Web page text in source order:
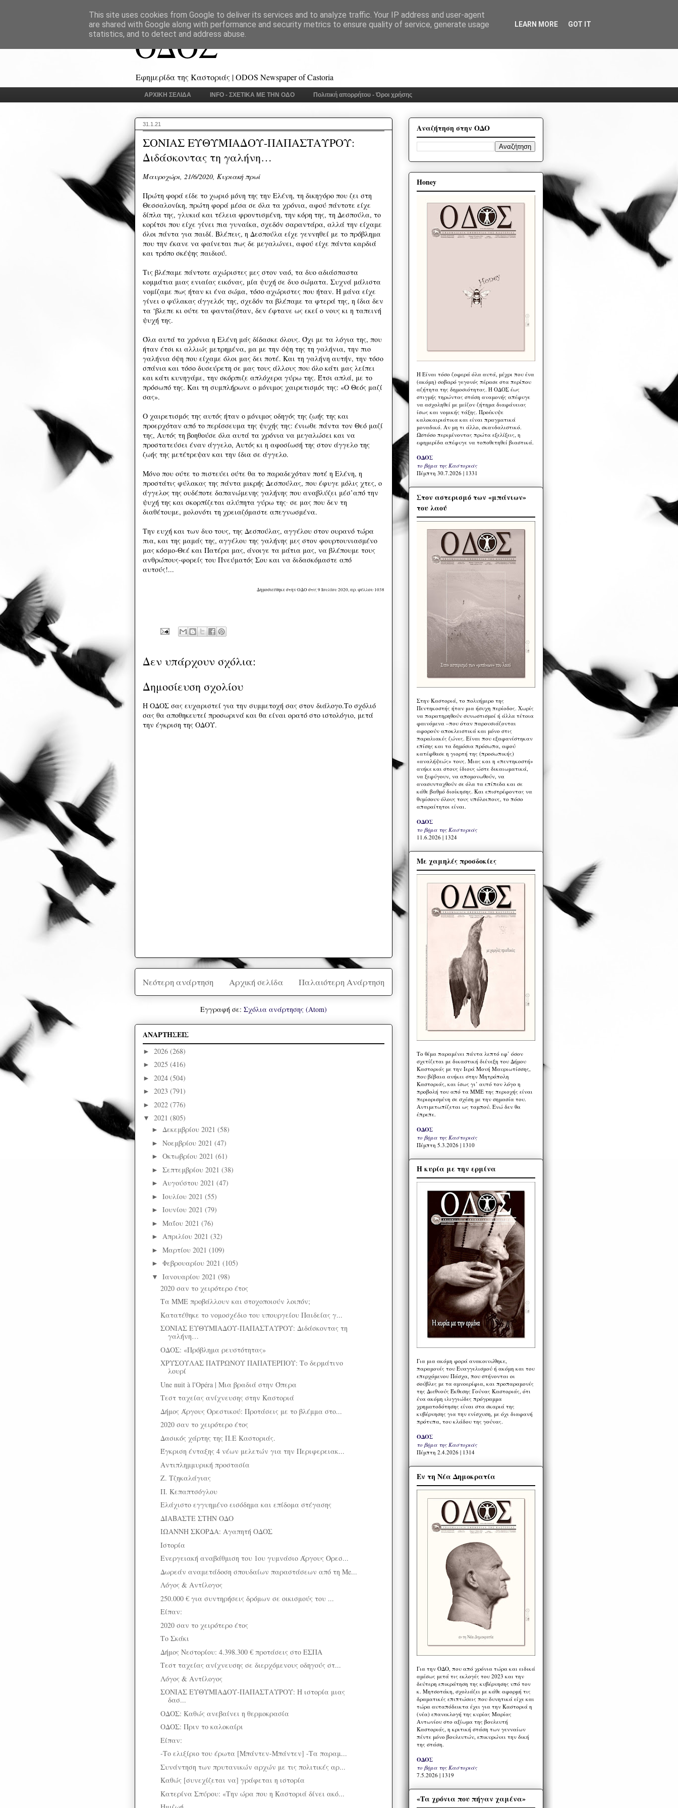
ΟΔΟΣ
Εφημερίδα της Καστοριάς | ODOS Newspaper of Castoria
ΑΡΧΙΚΗ ΣΕΛΙΔΑ INFO - ΣΧΕΤΙΚΑ ΜΕ ΤΗΝ ΟΔΟ Πολιτική απορρήτου - Όροι χρήσης
31.1.21
ΣΟΝΙΑΣ ΕΥΘΥΜΙΑΔΟΥ-ΠΑΠΑΣΤΑΥΡΟΥ:
Διδάσκοντας τη γαλήνη…
Μαυροχώρι, 21/6/2020, Κυριακή πρωί
Πρώτη φορά είδε το χωριό μόνη της την Ελένη, τη δικηγόρο που ζει στη
Θεσσαλονίκη, πρώτη φορά μέσα σε όλα τα χρόνια, αφού πάντοτε είχε
δίπλα της, γλυκιά και τέλεια φροντισμένη, την κόρη της, τη Δεσπούλα, το
κορίτσι που είχε γίνει πια γυναίκα, σχεδόν σαραντάρα, αλλά την είχαμε
όλοι πάντα για παιδί. Βλέπεις, η Δεσπούλα είχε γεννηθεί με το πρόβλημα
που την έκανε να φαίνεται πως δε μεγαλώνει, αφού είχε πάντα καρδιά
και τρόπο σκέψης παιδιού.
Τις βλέπαμε πάντοτε αχώριστες μες στον ναό, τα δυο αδιάσπαστα
κομμάτια μιας ενιαίας εικόνας, μία ψυχή σε δυο σώματα. Συχνά μάλιστα
νομίζαμε πως ήταν κι ένα σώμα, τόσο αχώριστες που ήταν. Η μάνα είχε
γίνει ο φύλακας άγγελός της, σχεδόν τα βλέπαμε τα φτερά της, η ίδια δεν
τα ‘βλεπε κι ούτε τα φανταζόταν, δεν έφτανε ως εκεί ο νους κι η ταπεινή
ψυχή της.
Όλα αυτά τα χρόνια η Ελένη μάς δίδασκε όλους. Όχι με τα λόγια της, που
ήταν έτσι κι αλλιώς μετρημένα, μα με την όψη της τη γαλήνια, την πιο
γαλήνια όψη που είχαμε όλοι μας δει ποτέ. Και τη γαλήνη αυτήν, την τόσο
σπάνια και τόσο δυσεύρετη σε μας τους άλλους που όλο κάτι μας λείπει
και κάτι κυνηγάμε, την σκόρπιζε απλόχερα γύρω της. Έτσι απλά, με το
πρόσωπό της. Και τη συμπλήρωνε ο μόνιμος χαιρετισμός της: «Ο Θεός μαζί
σας».
Ο χαιρετισμός της αυτός ήταν ο μόνιμος οδηγός της ζωής της και
προερχόταν από το περίσσευμα της ψυχής της: ένιωθε πάντα τον Θεό μαζί
της, Αυτός τη βοηθούσε όλα αυτά τα χρόνια να μεγαλώσει και να
προστατεύσει έναν άγγελο, Αυτός κι η αφοσίωσή της στον άγγελο της
ζωής της μετέτρεψαν και την ίδια σε άγγελο.
Μόνο που ούτε το πιστεύει ούτε θα το παραδεχόταν ποτέ η Ελένη, η
προστάτις φύλακας της πάντα μικρής Δεσπούλας, που έφυγε μόλις χτες, ο
άγγελος της ουδέποτε δαπανώμενης γαλήνης που αναβλύζει μέσ’από την
ψυχή της και σκορπίζεται αλύπητα γύρω της∙ σε μας που δεν τη
διαθέτουμε, μολονότι τη χρειαζόμαστε απεγνωσμένα.
Την ευχή και των δυο τους, της Δεσπούλας, αγγέλου στον ουρανό τώρα
πια, και της μαμάς της, αγγέλου της γαλήνης μες στον φουρτουνιασμένο
μας κόσμο-Θεέ και Πατέρα μας, άνοιγε τα μάτια μας, να βλέπουμε τους
ανθρώπους-φορείς του Πνεύματός Σου και να διδασκόμαστε από
αυτούς!...
Δημοσιεύθηκε στην ΟΔΟ στις 9 Ιουλίου 2020, αρ. φύλλου 1038
Δεν υπάρχουν σχόλια:
Δημοσίευση σχολίου
Η ΟΔΟΣ σας ευχαριστεί για την συμμετοχή σας στον διάλογο.Το σχόλιό
σας θα αποθηκευτεί προσωρινά και θα είναι ορατό στο ιστολόγιο, μετά
την έγκριση της ΟΔΟΥ.
Νεότερη ανάρτηση Παλαιότερη Ανάρτηση
Αρχική σελίδα
Εγγραφή σε: Σχόλια ανάρτησης (Atom)
ΑΝΑΡΤΗΣΕΙΣ
► 2026 (268)
► 2025 (416)
► 2024 (504)
► 2023 (791)
► 2022 (776)
▼ 2021 (805)
► Δεκεμβρίου 2021 (58)
► Νοεμβρίου 2021 (47)
► Οκτωβρίου 2021 (61)
► Σεπτεμβρίου 2021 (38)
► Αυγούστου 2021 (47)
► Ιουλίου 2021 (55)
► Ιουνίου 2021 (79)
► Μαΐου 2021 (76)
► Απριλίου 2021 (32)
► Μαρτίου 2021 (109)
► Φεβρουαρίου 2021 (105)
▼ Ιανουαρίου 2021 (98)
2020 σαν το χειρότερο έτος
Τα ΜΜΕ προβάλλουν και στοχοποιούν λοιπόν;
Κατατέθηκε το νομοσχέδιο του υπουργείου Παιδείας γ...
ΣΟΝΙΑΣ ΕΥΘΥΜΙΑΔΟΥ-ΠΑΠΑΣΤΑΥΡΟΥ: Διδάσκοντας τη
γαλήνη…
ΟΔΟΣ: «Πρόβλημα ρευστότητας»
ΧΡΥΣΟΥΛΑΣ ΠΑΤΡΩΝΟΥ ΠΑΠΑΤΕΡΠΟΥ: Το δερμάτινο
λουρί
Une nuit à l'Opéra | Μια βραδιά στην Όπερα
Τεστ ταχείας ανίχνευσης στην Καστοριά
Δήμος Άργους Ορεστικού: Προτάσεις με το βλέμμα στο...
2020 σαν το χειρότερο έτος
Δασικός χάρτης της Π.Ε Καστοριάς.
Έγκριση ένταξης 4 νέων μελετών για την Περιφερειακ...
Αντιπλημμυρική προστασία
Ζ. Τζηκαλάγιας
Π. Κεπαπτσόγλου
Ελάχιστο εγγυημένο εισόδημα και επίδομα στέγασης
ΔΙΑΒΑΣΤΕ ΣΤΗΝ ΟΔΟ
ΙΩΑΝΝΗ ΣΚΟΡΔΑ: Αγαπητή ΟΔΟΣ
Ιστορία
Ενεργειακή αναβάθμιση του 1ου γυμνάσιο Άργους Ορεσ...
Δωρεάν αναμετάδοση σπουδαίων παραστάσεων από τη Me...
Λόγος & Αντίλογος
250.000 € για συντηρήσεις δρόμων σε οικισμούς του ...
Είπαν:
2020 σαν το χειρότερο έτος
Το Σκάκι
Δήμος Νεστορίου: 4.398.300 € προτάσεις στο ΕΣΠΑ
Τεστ ταχείας ανίχνευσης σε διερχόμενους οδηγούς στ...
Λόγος & Αντίλογος
ΣΟΝΙΑΣ ΕΥΘΥΜΙΑΔΟΥ-ΠΑΠΑΣΤΑΥΡΟΥ: Η ιστορία μιας
δασ...
ΟΔΟΣ: Καθώς ανεβαίνει η θερμοκρασία
ΟΔΟΣ: Πριν το καλοκαίρι
Είπαν:
-Το ελιξίριο του έρωτα [Μπάντεν-Μπάντεν] -Τα παραμ...
Συνάντηση των πρυτανικών αρχών με τις πολιτικές αρ...
Καθώς [συνεχίζεται να] γράφεται η ιστορία
Κατερίνα Σπύρου: «Την ώρα που η Καστοριά δίνει ακό...
Αναζήτηση στην ΟΔΟ
Honey
Η Eίναι τόσο ζοφερά όλα αυτά, μέχρι που ένα
(ακόμη) σοβαρό γεγονός πέρασε στα περίπου
αζήτητα της δημοσιότητας. Η ΟΔΟΣ έως
στιγμής τηρώντας στάση αναμονής απέφυγε
να ασχοληθεί με μείζον ζήτημα διαφάνειας
ίσως και νομικής τάξης. Προέκυψε
καλοκαιριάτικα και είναι πραγματικά
μοναδικό. Αν μη τι άλλο, σκανδαλιστικό.
Ωστόσο περιμένοντας πρώτα εξελίξεις, η
εφημερίδα απέφυγε να τοποθετηθεί βιαστικά.
ΟΔΟΣ
το βήμα της Καστοριάς
Πέμπτη 30.7.2026 | 1331
Στον αστερισμό των «μπάνιων»
του λαού
Στην Καστοριά, το πολυήμερο της
Πεντηκοστής ήταν μια ήσυχη περίοδος. Χωρίς
να παρατηρηθούν συνωστισμοί ή άλλα τέτοια
φαινόμενα –που όταν παρουσιάζονται
αφορούν αποκλειστικά και μόνο στις
παραλιακές ζώνες. Είναι που εξαφανίστηκαν
επίσης και τα δημόσια πρόσωπα, αφού
κατέφθασε η γιορτή της (προσωπικής)
«αναλήψεώς» τους. Μιας και η «πεντηκοστή»
ανήκε και στους ίδιους ώστε δικαιωματικά,
να ξεφύγουν, να απομονωθούν, να
ανασυνταχθούν σε όλα τα επίπεδα και σε
κάθε βαθμό διοίκησης. Και επιστρέφοντας να
θυμίσουν όλους τους υπόλοιπους, το πόσο
απαραίτητοι είναι.
ΟΔΟΣ
το βήμα της Καστοριάς
11.6.2026 | 1324
Με χαμηλές προσδοκίες
Το θέμα παραμένει πάντα λεπτό εφ’ όσον
σχετίζεται με δικαστική διένεξη του Δήμου
Καστοριάς με την Ιερά Μονή Μαυριωτίσσης,
που βέβαια ανήκει στην Μητρόπολη
Καστοριάς, και ίσως γι’ αυτό τον λόγο η
προβολή του από τα ΜΜΕ της περιοχής είναι
περιορισμένη σε σχέση με την σημασία του.
Αντιμετωπίζεται ως ταμπού. Ενώ δεν θα
έπρεπε.
ΟΔΟΣ
το βήμα της Καστοριάς
Πέμπτη 5.3.2026 | 1310
Η κυρία με την ερμίνα
Για μια ακόμη φορά ανακοινώθηκε,
παραμονές του Ευαγγελισμού ή ακόμη και του
επερχόμενου Πάσχα, που στήνονται οι
σούβλες με τα αμνοερίφια, και προπαραμονές
της Διεθνούς Έκθεσης Γούνας Καστοριάς, ότι
ένα ακόμη ιλιγγιώδες πρόγραμμα
χρηματοδότησης είναι στα σκαριά της
κυβέρνησης για την ενίσχυση, με όχι διαφανή
πρότυπα, του κλάδου της γούνας.
ΟΔΟΣ
το βήμα της Καστοριάς
Πέμπτη 2.4.2026 | 1314
Εν τη Νέα Δημοκρατία
Για την ΟΔΟ, που από χρόνια τώρα και ειδικά
αμέσως μετά τις εκλογές του 2023 και την
δεύτερη επικράτηση της κυβέρνησης υπό τον
κ. Μητσοτάκη, σχολιάζει με κάθε αφορμή τις
δραματικές επιπτώσεις που δυνητικά είχε και
τώρα αυταπόδεικτα έχει για την Καστοριά η
(νέα) επανεκλογή της κυρίας Μαρίας
Αντωνίου στο αξίωμα της βουλευτή
Καστοριάς, η κριτική στάση των γενναίων
πέντε μόνο βουλευτών, επικυρώνει την δική
της στάση.
ΟΔΟΣ
το βήμα της Καστοριάς
7.5.2026 | 1319
«Τα χρόνια που πήγαν χαμένα»
This site uses cookies from Google to deliver its services and to analyze traffic. Your IP address and user-agent
are shared with Google along with performance and security metrics to ensure quality of service, generate usage
statistics, and to detect and address abuse.
LEARN MORE GOT IT